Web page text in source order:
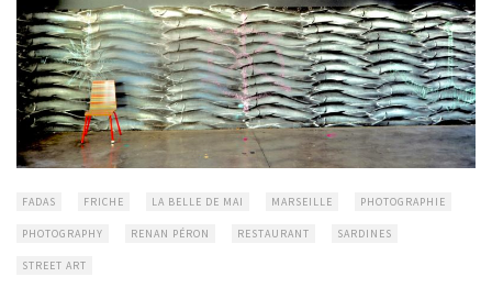
FADAS FRICHE LA BELLE DE MAI MARSEILLE PHOTOGRAPHIE
PHOTOGRAPHY RENAN PÉRON RESTAURANT SARDINES
STREET ART